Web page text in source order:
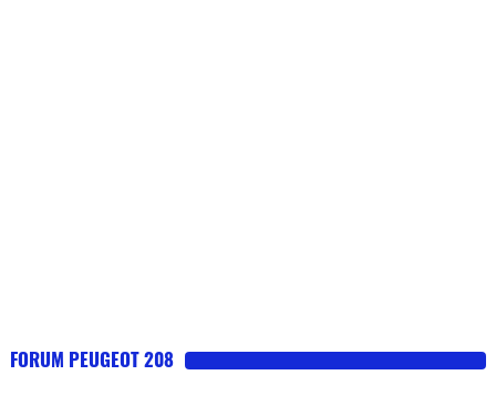
FORUM PEUGEOT 208